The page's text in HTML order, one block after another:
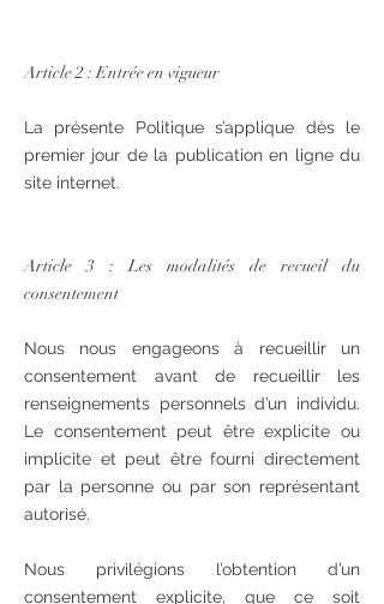
Article 2 : Entrée en vigueur
La présente Politique s’applique dès le
premier jour de la publication en ligne du
site internet.
Article 3 : Les modalités de recueil du
consentement
Nous nous engageons à recueillir un
consentement avant de recueillir les
renseignements personnels d’un individu.
Le consentement peut être explicite ou
implicite et peut être fourni directement
par la personne ou par son représentant
autorisé.
Nous privilégions l’obtention d’un
consentement explicite, que ce soit